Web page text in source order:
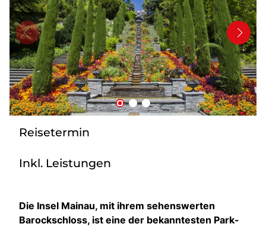
Tagesreisen
Bus anmieten
Service
Kontakt
Reisetermin
Inkl. Leistungen
Die Insel Mainau, mit ihrem sehenswerten
Barockschloss, ist eine der bekanntesten Park-